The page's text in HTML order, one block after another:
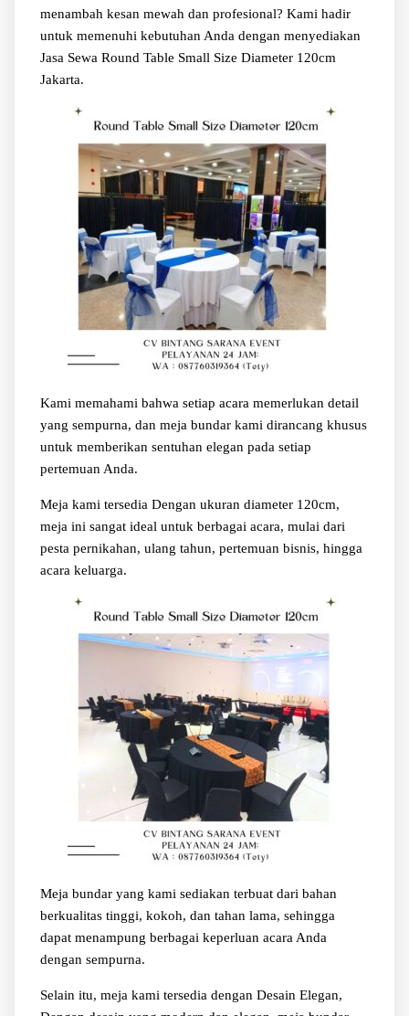
menambah kesan mewah dan profesional? Kami hadir
untuk memenuhi kebutuhan Anda dengan menyediakan
Jasa Sewa Round Table Small Size Diameter 120cm
Jakarta.
Kami memahami bahwa setiap acara memerlukan detail
yang sempurna, dan meja bundar kami dirancang khusus
untuk memberikan sentuhan elegan pada setiap
pertemuan Anda.
Meja kami tersedia Dengan ukuran diameter 120cm,
meja ini sangat ideal untuk berbagai acara, mulai dari
pesta pernikahan, ulang tahun, pertemuan bisnis, hingga
acara keluarga.
Meja bundar yang kami sediakan terbuat dari bahan
berkualitas tinggi, kokoh, dan tahan lama, sehingga
dapat menampung berbagai keperluan acara Anda
dengan sempurna.
Selain itu, meja kami tersedia dengan Desain Elegan,